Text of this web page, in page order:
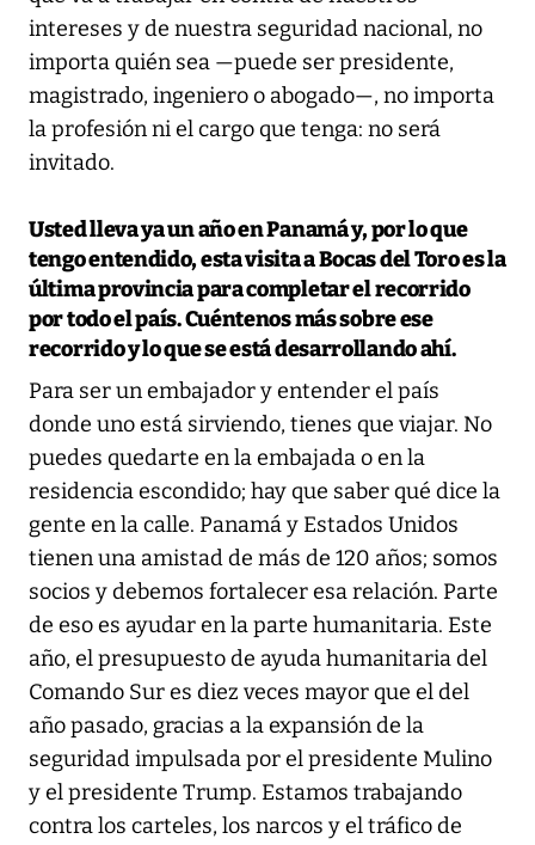
intereses y de nuestra seguridad nacional, no
importa quién sea —puede ser presidente,
magistrado, ingeniero o abogado—, no importa
la profesión ni el cargo que tenga: no será
invitado.
Usted lleva ya un año en Panamá y, por lo que
tengo entendido, esta visita a Bocas del Toro es la
última provincia para completar el recorrido
por todo el país. Cuéntenos más sobre ese
recorrido y lo que se está desarrollando ahí.
Para ser un embajador y entender el país
donde uno está sirviendo, tienes que viajar. No
puedes quedarte en la embajada o en la
residencia escondido; hay que saber qué dice la
gente en la calle. Panamá y Estados Unidos
tienen una amistad de más de 120 años; somos
socios y debemos fortalecer esa relación. Parte
de eso es ayudar en la parte humanitaria. Este
año, el presupuesto de ayuda humanitaria del
Comando Sur es diez veces mayor que el del
año pasado, gracias a la expansión de la
seguridad impulsada por el presidente Mulino
y el presidente Trump. Estamos trabajando
contra los carteles, los narcos y el tráfico de